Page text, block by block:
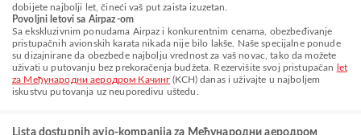
dobijete najbolji let, čineći vaš put zaista izuzetan.
Povoljni letovi sa Airpaz-om
Sa ekskluzivnim ponudama Airpaz i konkurentnim cenama, obezbeđivanje
pristupačnih avionskih karata nikada nije bilo lakše. Naše specijalne ponude
su dizajnirane da obezbede najbolju vrednost za vaš novac, tako da možete
uživati u putovanju bez prekoračenja budžeta. Rezervišite svoj pristupačan
let
za Међународни аеродром Качинг (KCH) danas i uživajte u najboljem
iskustvu putovanja uz neuporedivu uštedu.
Lista dostupnih avio-kompanija za Међународни аеродром